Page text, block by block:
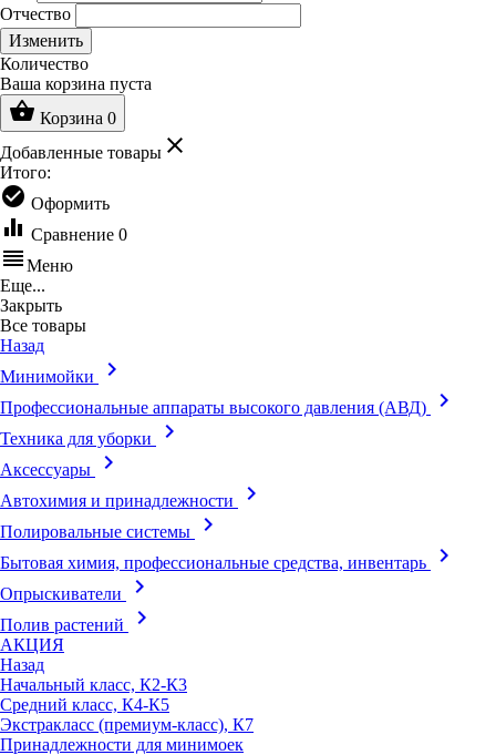
Отчество
Изменить
Количество
Ваша корзина пуста
shopping_basket Корзина 0
Добавленные товары clear
Итого:
check_circle Оформить
equalizer Сравнение 0
reorderМеню
Еще...
Закрыть
Все товары
Назад
Минимойки
keyboard_arrow_right
Профессиональные аппараты высокого давления (АВД) keyboard_arrow_right
Техника для уборки keyboard_arrow_right
Аксессуары keyboard_arrow_right
Автохимия и принадлежности keyboard_arrow_right
Полировальные системы keyboard_arrow_right
Бытовая химия, профессиональные средства, инвентарь keyboard_arrow_right
Опрыскиватели keyboard_arrow_right
Полив растений keyboard_arrow_right
АКЦИЯ
Назад
Начальный класс, К2-К3
Средний класс, К4-К5
Экстракласс (премиум-класс), К7
Принадлежности для минимоек